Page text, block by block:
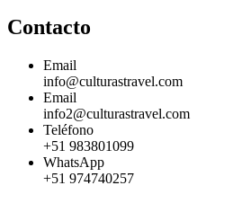
Contacto
Email
info@culturastravel.com
Email
info2@culturastravel.com
Teléfono
+51 983801099
WhatsApp
+51 974740257